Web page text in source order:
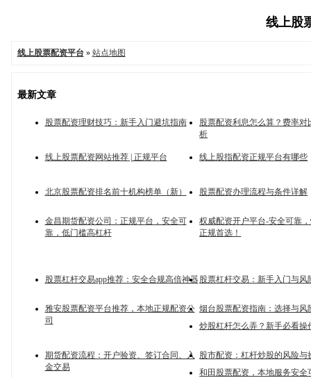
线上股
线上股票配资平台» 站点地图
最新文章
股票配资理财技巧：新手入门避坑指南
股票配资利息怎么算？费率对
析
线上股票配资网站推荐 | 正规平台 线上股指配资正规平台有哪些
北京股票配资排名前十机构榜单（新） 股票配资办理流程与条件详解
金昌期货配资公司：正规平台，安全可
靠，低门槛高杠杆
权威配资开户平台-安全可靠
正规首选！
股票杠杆交易app推荐：安全合规高倍神器股票杠杆交易：新手入门与风
雅安股票配资平台推荐，本地正规配资公
司
烟台股票配资指南：选择与风
炒股杠杆怎么弄？新手必看操
期货配资流程：开户验资、签订合同、入
金交易
股市配资：杠杆炒股的风险与
和田股票配资，本地服务安全